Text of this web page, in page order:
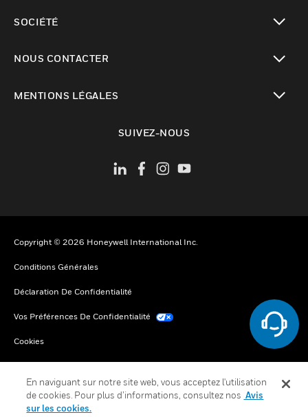
SOCIÉTÉ
NOUS CONTACTER
MENTIONS LÉGALES
SUIVEZ-NOUS
Copyright © 2026 Honeywell International Inc.
Conditions Générales
Déclaration De Confidentialité
Vos Préférences De Confidentialité
Cookies
En naviguant sur notre site web, vous acceptez l'utilisation
de cookies. Pour plus d’informations, consultez nos Avis
sur les cookies.